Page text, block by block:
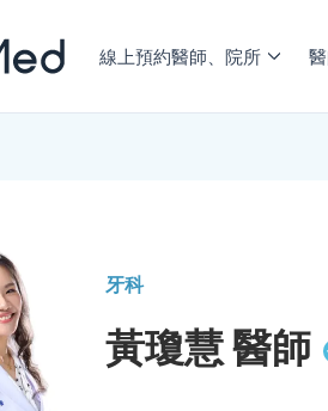
線上預約醫師、院所
牙科
黃瓊慧醫師